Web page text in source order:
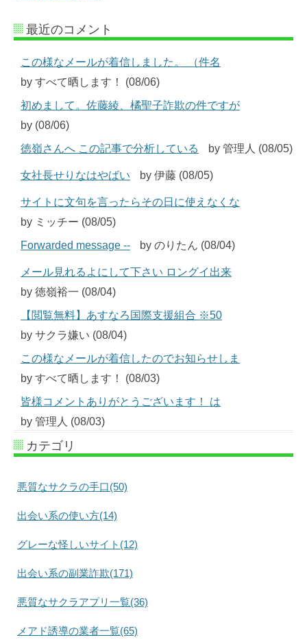
最近のコメント
この様なメールが着信しました。 （件名
by すべて晒します！ (08/06)
初めまして。佐藤綾、橘聖子詐欺の件ですが
by (08/06)
徳嶺さんへ この記事で分析している
by 管理人 (08/05)
女社長せりなはやばい by 伊藤 (08/05)
サイトに文句を言ったらその日に使えなくな
by ミッチー (08/05)
Forwarded message --
by のりたん (08/04)
メール見れるよにして下さい ロングイ出来
by 徳嶺裕一 (08/04)
【閲覧無料】あすなろ国際支援組合 ※50
by サクラ嫌い (08/04)
この様なメールが着信したのでお知らせしま
by すべて晒します！ (08/03)
皆様コメントありがとうございます！ は
by 管理人 (08/03)
カテゴリ
悪質なサクラの手口(50)
出会い系の使い方(14)
グレーな怪しいサイト(12)
出会い系の副業詐欺(171)
悪質なサクラアプリ一覧(36)
メアド誘導の業者一覧(65)